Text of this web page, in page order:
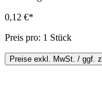
0,12 €*
Preis pro: 1 Stück
Preise exkl. MwSt. / ggf.